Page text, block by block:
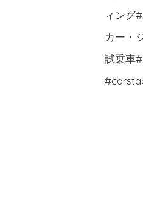
ィング
カー・
試乗車